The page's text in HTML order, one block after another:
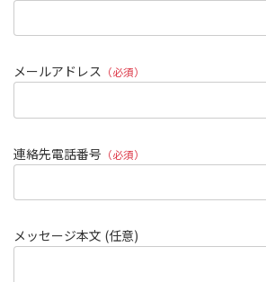
メールアドレス （必須）
連絡先電話番号 （必須）
メッセージ本文 (任意)